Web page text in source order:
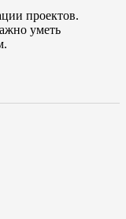
проектов.
уметь